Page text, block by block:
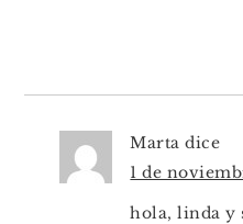
Marta dice
1 de
hola, linda y